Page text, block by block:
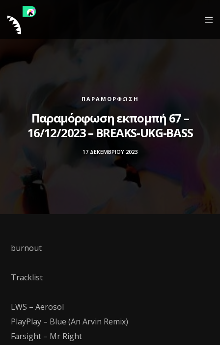
ΠΑΡΑΜΌΡΦΩΣΗ
Παραμόρφωση εκπομπή 67 –
16/12/2023 – BREAKS-UKG-BASS
17 ΔΕΚΕΜΒΡΊΟΥ 2023
burnout
Tracklist
LWS – Aerosol
PlayPlay – Blue (An Arvin Remix)
Farsight – Mr Right